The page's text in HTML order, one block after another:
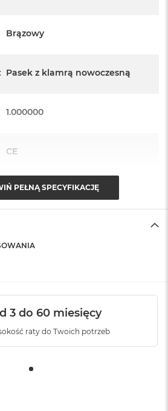
Brązowy
: Pasek z klamrą nowoczesną
1.000000
CE
Serwisowe
PEŁNĄ SPECYFIKACJĘ
3 do 60 miesięcy
raty do Twoich potrzeb